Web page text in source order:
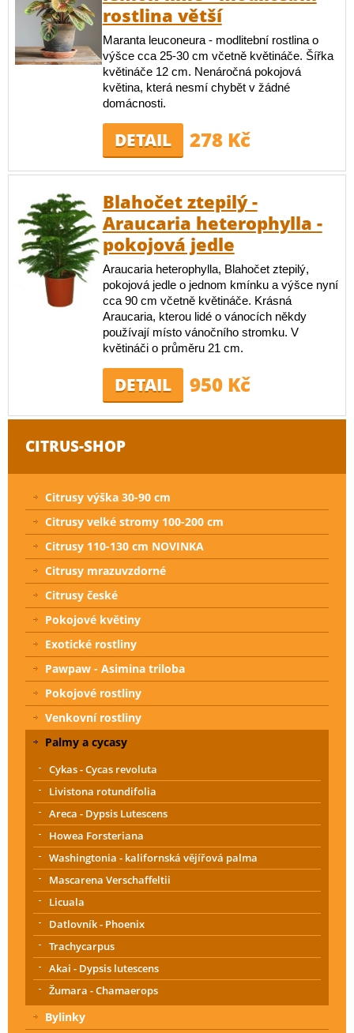
rostlina větší
Maranta leuconeura - modlitební rostlina o
výšce cca 25-30 cm včetně květináče. Šířka
květináče 12 cm. Nenáročná pokojová
květina, která nesmí chybět v žádné
domácnosti.
DETAIL 278 Kč
Blahočet ztepilý -
Araucaria heterophylla -
pokojová jedle
Araucaria heterophylla, Blahočet ztepilý,
pokojová jedle o jednom kmínku a výšce nyní
cca 90 cm včetně květináče. Krásná
Araucaria, kterou lidé o vánocích někdy
používají místo vánočního stromku. V
květináči o průměru 21 cm.
DETAIL 950 Kč
CITRUS-SHOP
Citrusy výška 30-90 cm
Citrusy velké stromy 100-200 cm
Citrusy 110-130 cm NOVINKA
Citrusy mrazuvzdorné
Citrusy české
Pokojové květiny
Exotické rostliny
Pawpaw - Asimina triloba
Pokojové rostliny
Venkovní rostliny
Palmy a cycasy
Cykas - Cycas revoluta
Livistona rotundifolia
Areca - Dypsis Lutescens
Howea Forsteriana
Washingtonia - kalifornská vějířová palma
Mascarena Verschaffeltii
Licuala
Datlovník - Phoenix
Trachycarpus
Akai - Dypsis lutescens
Žumara - Chamaerops
Bylinky